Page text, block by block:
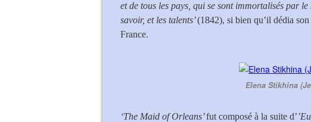
et de tous les pays, qui se sont immortalisés par
savoir, et les talents’(1842), si bien qu’il dédia
France.
Elena Stikhina
‘The Maid of Orleans’fut composé à la suite d’